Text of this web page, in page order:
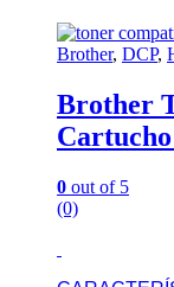
Brother, DCP,
Brother
0 out of 5
(0)